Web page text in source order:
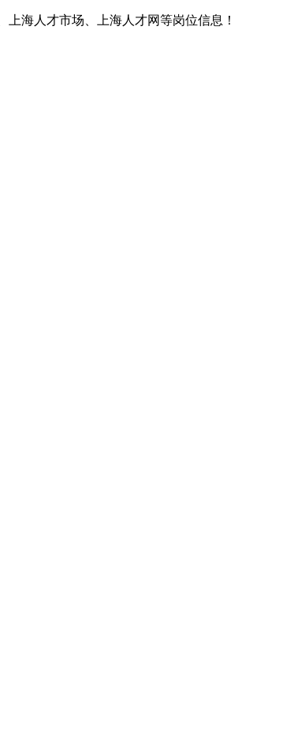
海人才市场、上海人才网等岗位信息！